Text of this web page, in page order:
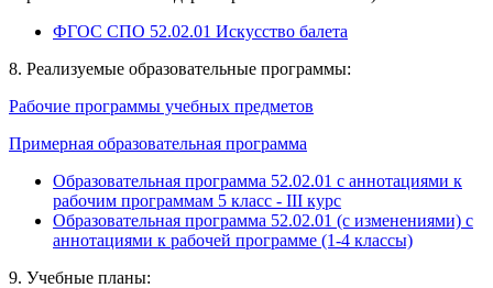
ФГОС СПО 52.02.01 Искусство балета
8. Реализуемые образовательные программы:
Рабочие программы учебных предметов
Примерная образовательная программа
Образовательная программа 52.02.01 с аннотациями к
рабочим программам 5 класс - III курс
Образовательная программа 52.02.01 (с изменениями) с
аннотациями к рабочей программе (1-4 классы)
9. Учебные планы: